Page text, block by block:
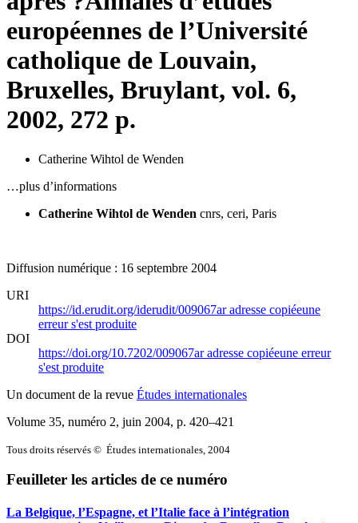
européennes de l’Université
catholique de Louvain,
Bruxelles, Bruylant, vol. 6,
2002, 272 p.
Catherine Wihtol de Wenden
…plus d’informations
Catherine Wihtol de Wenden cnrs, ceri, Paris
Diffusion numérique : 16 septembre 2004
URI
https://id.erudit.org/iderudit/009067aradresse copiéeune
erreur s'est produite
DOI
https://doi.org/10.7202/009067aradresse copiéeune erreur
s'est produite
Un document de la revue Études internationales
Volume 35, numéro 2, juin 2004, p. 420–421
Tous droits réservés © Études internationales, 2004
Feuilleter les articles de ce numéro
La Belgique, l’Espagne, et l’Italie face à l’intégration